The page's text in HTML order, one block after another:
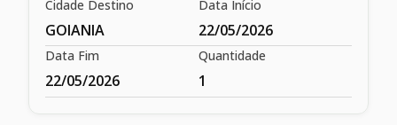
Cidade Destino
GOIANIA
Data Início
22/05/2026
Data Fim
22/05/2026
Quantidade
1